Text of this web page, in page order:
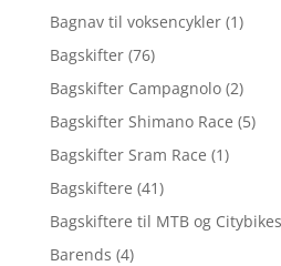
Bagnav til voksencykler (1)
Bagskifter (76)
Bagskifter Campagnolo (2)
Bagskifter Shimano Race (5)
Bagskifter Sram Race (1)
Bagskiftere (41)
Bagskiftere til MTB og
Barends (4)